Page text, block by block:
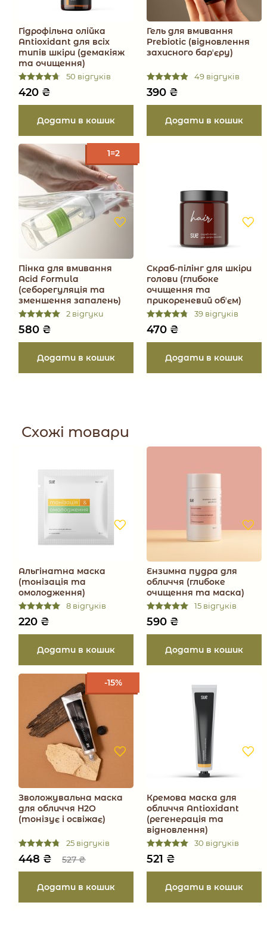
Гідрофільна олійка
Antioxidant для всіх
типів шкіри (демакіяж
та очищення)
50 відгуків
420 ₴
Гель для вмивання
Prebiotic (відновлення
захисного барʼєру)
49 відгуків
390 ₴
1=2
Пінка для вмивання
Acid Formula
(себорегуляція та
зменшення запалень)
2 відгуки
580 ₴
Скраб-пілінг для шкіри
голови (глибоке
очищення та
прикореневий обʼєм)
39 відгуків
470 ₴
Схожі товари
Альгінатна маска
(тонізація та
омолодження)
8 відгуків
220 ₴
Ензимна пудра для
обличчя (глибоке
очищення та маска)
15 відгуків
590 ₴
-15%
Зволожувальна маска
для обличчя H2O
(тонізує і освіжає)
25 відгуків
448 ₴ 527₴
Кремова маска для
обличчя Antioxidant
(регенерація та
відновлення)
30 відгуків
521 ₴